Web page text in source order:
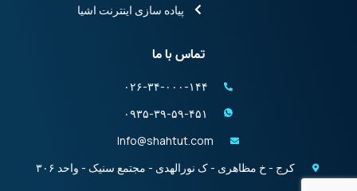
پیاده سازی اینترنت اشیا
تماس با ما
۰۲۶-۳۴-۰۰۰-۱۴۴
۰۹۳۵-۳۹-۵۹-۴۵۱
Info@shahtut.com
کرج - خ مظاهری - ک نورالهدی - مجتمع سنیک - واحد ۳۰۶